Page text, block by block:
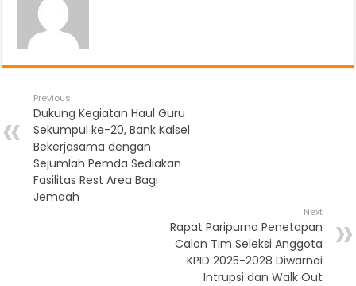
Previous
Dukung Kegiatan Haul Guru
Sekumpul ke-20, Bank Kalsel
Bekerjasama dengan
Sejumlah Pemda Sediakan
Fasilitas Rest Area Bagi
Jemaah
Next
Rapat Paripurna Penetapan
Calon Tim Seleksi Anggota
KPID 2025-2028 Diwarnai
Intrupsi dan Walk Out